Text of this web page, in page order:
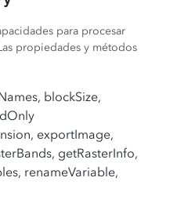
para procesar
propiedades y métodos
blockSize,
exportImage,
getRasterInfo,
renameVariable,